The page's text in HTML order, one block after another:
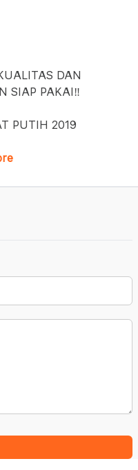
DAN
SIAP PAKAI‼️
PUTIH 2019